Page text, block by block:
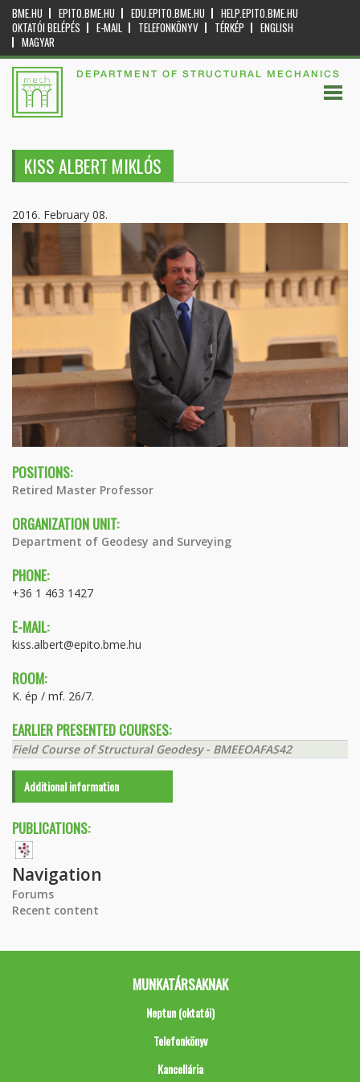
BME.HU EPITO.BME.HU EDU.EPITO.BME.HU
HELP.EPITO.BME.HU
OKTATÓI BELÉPÉS
E-MAIL TELEFONKÖNYV TÉRKÉP
ENGLISH
MAGYAR
DEPARTMENT OF STRUCTURAL MECHANICS
KISS ALBERT MIKLÓS
2016. February 08.
POSITIONS:
Retired Master Professor
ORGANIZATION UNIT:
Department of Geodesy and Surveying
PHONE:
+36 1 463 1427
E-MAIL:
kiss.albert@epito.bme.hu
ROOM:
K. ép / mf. 26/7.
EARLIER PRESENTED COURSES:
Field Course of Structural Geodesy - BMEEOAFAS42
Additional information
PUBLICATIONS:
Navigation
Forums
Recent content
MUNKATÁRSAKNAK
Neptun (oktatói)
Telefonkönyv
Kancellária